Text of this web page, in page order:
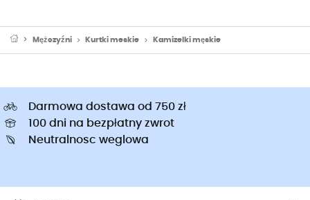
Mężczyźni Kurtki meskie Kamizelki męskie
Darmowa dostawa od 750 zł
100 dni na bezpłatny zwrot
Neutralnosc weglowa